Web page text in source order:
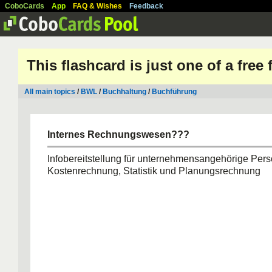
CoboCards App FAQ & Wishes Feedback
This flashcard is just one of a free
All main topics / BWL / Buchhaltung / Buchführung
Internes Rechnungswesen???
Infobereitstellung für unternehmensangehörige
Kostenrechnung, Statistik und Planungsrechnung